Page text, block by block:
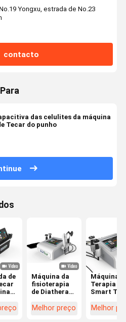
Yongxu, estrada de No.23
contacto
das celulites da máquina
Tecar do punho
de
Máquina da
fisioterapia
de Diatherapy
Tecar com
Melhor preço
Máquina
Terapia
Smart
Diatermia
Melhor